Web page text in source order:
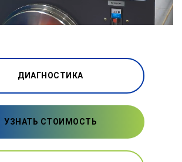
ДИАГНОСТИКА
УЗНАТЬ СТОИМОСТЬ